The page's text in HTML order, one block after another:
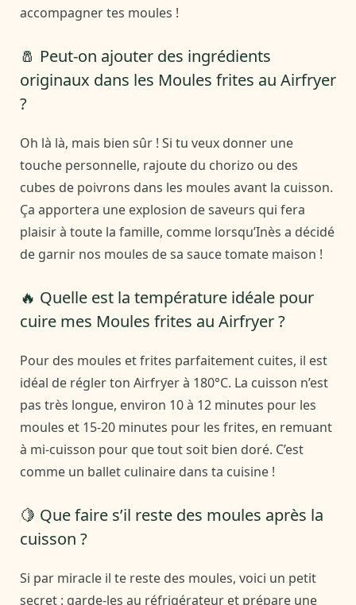
accompagner tes moules !
🧂 Peut-on ajouter des ingrédients
originaux dans les Moules frites au Airfryer
?
Oh là là, mais bien sûr ! Si tu veux donner une
touche personnelle, rajoute du chorizo ou des
cubes de poivrons dans les moules avant la cuisson.
Ça apportera une explosion de saveurs qui fera
plaisir à toute la famille, comme lorsqu’Inès a décidé
de garnir nos moules de sa sauce tomate maison !
🔥 Quelle est la température idéale pour
cuire mes Moules frites au Airfryer ?
Pour des moules et frites parfaitement cuites, il est
idéal de régler ton Airfryer à 180°C. La cuisson n’est
pas très longue, environ 10 à 12 minutes pour les
moules et 15-20 minutes pour les frites, en remuant
à mi-cuisson pour que tout soit bien doré. C’est
comme un ballet culinaire dans ta cuisine !
🍋 Que faire s’il reste des moules après la
cuisson ?
Si par miracle il te reste des moules, voici un petit
secret : garde-les au réfrigérateur et prépare une